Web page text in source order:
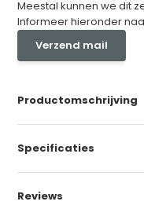
Meestal kunnen we dit
Informeer hieronder
Verzend mail
Productomschrijving
Specificaties
Reviews